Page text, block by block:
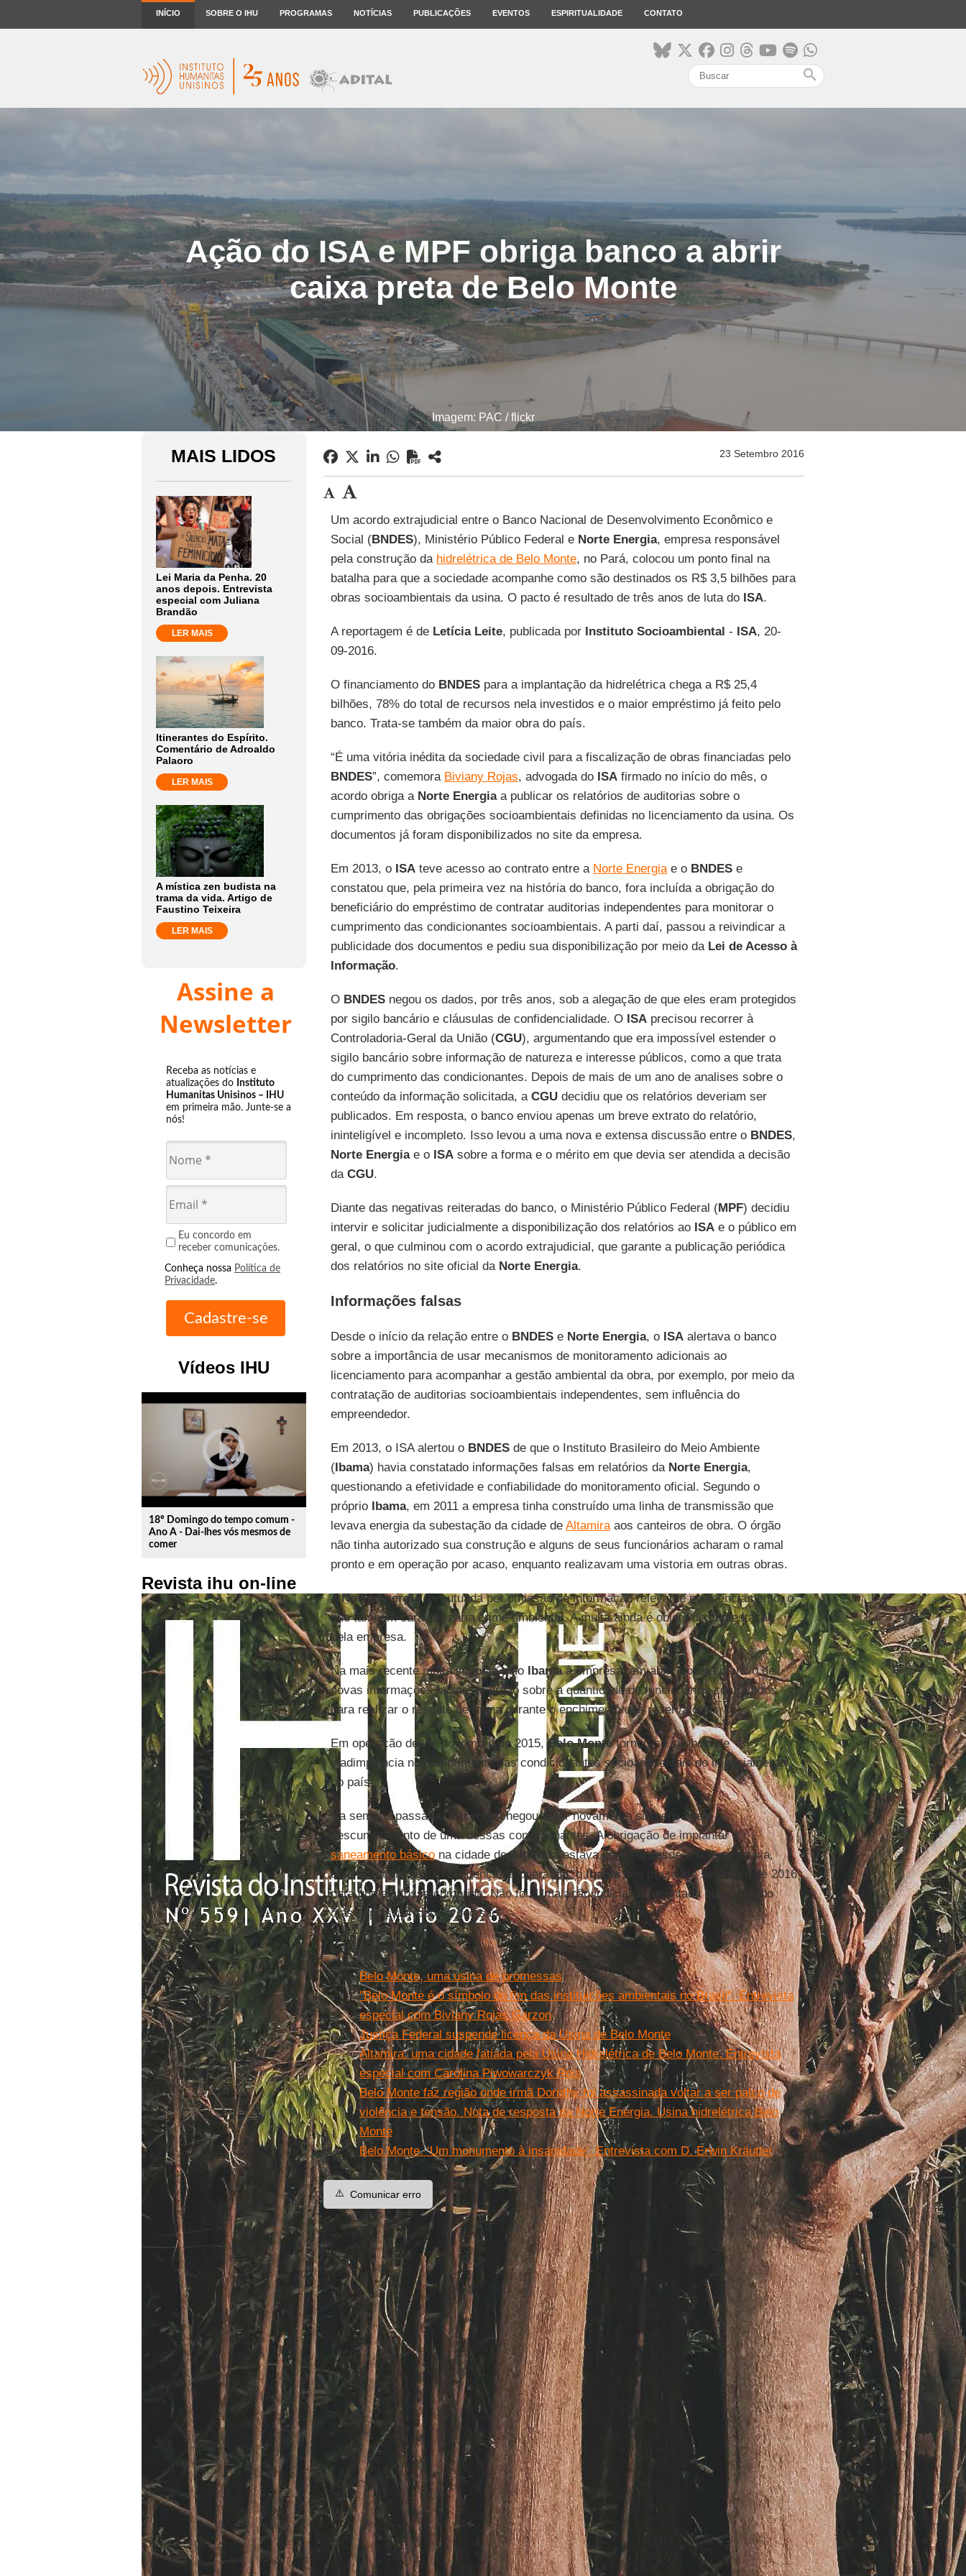
INÍCIO SOBRE O IHU PROGRAMAS NOTÍCIAS PUBLICAÇÕES EVENTOS ESPIRITUALIDADE CONTATO
search
Ação do ISA e MPF obriga banco a abrir
caixa preta de Belo Monte
Imagem: PAC / flickr
MAIS LIDOS
Lei Maria da Penha. 20
anos depois. Entrevista
especial com Juliana
Brandão
LER MAIS
Itinerantes do Espírito.
Comentário de Adroaldo
Palaoro
LER MAIS
A mística zen budista na
trama da vida. Artigo de
Faustino Teixeira
LER MAIS
Assine a
Newsletter
Receba as notícias e
atualizações do Instituto
Humanitas Unisinos – IHU
em primeira mão. Junte-se a
nós!
Eu concordo em
receber comunicações.
Conheça nossa Política de
Privacidade.
Vídeos IHU
play_circle_outline
18º Domingo do tempo comum -
Ano A - Dai-lhes vós mesmos de
comer
Revista ihu on-line
23 Setembro 2016
Um acordo extrajudicial entre o Banco Nacional de Desenvolvimento Econômico e
Social (BNDES), Ministério Público Federal e Norte Energia, empresa responsável
pela construção da hidrelétrica de Belo Monte, no Pará, colocou um ponto final na
batalha para que a sociedade acompanhe como são destinados os R$ 3,5 bilhões para
obras socioambientais da usina. O pacto é resultado de três anos de luta do ISA.
A reportagem é de Letícia Leite, publicada por Instituto Socioambiental - ISA, 20-
09-2016.
O financiamento do BNDESpara a implantação da hidrelétrica chega a R$ 25,4
bilhões, 78% do total de recursos nela investidos e o maior empréstimo já feito pelo
banco. Trata-se também da maior obra do país.
“É uma vitória inédita da sociedade civil para a fiscalização de obras financiadas pelo
BNDES”, comemora Biviany Rojas, advogada do ISAfirmado no início do mês, o
acordo obriga a Norte Energiaa publicar os relatórios de auditorias sobre o
cumprimento das obrigações socioambientais definidas no licenciamento da usina. Os
documentos já foram disponibilizados no site da empresa.
Em 2013, o ISAteve acesso ao contrato entre a Norte Energiae o BNDESe
constatou que, pela primeira vez na história do banco, fora incluída a obrigação do
beneficiário do empréstimo de contratar auditorias independentes para monitorar o
cumprimento das condicionantes socioambientais. A parti daí, passou a reivindicar a
publicidade dos documentos e pediu sua disponibilização por meio da Lei de Acesso à
Informação.
O BNDESnegou os dados, por três anos, sob a alegação de que eles eram protegidos
por sigilo bancário e cláusulas de confidencialidade. O ISAprecisou recorrer à
Controladoria-Geral da União (CGU), argumentando que era impossível estender o
sigilo bancário sobre informação de natureza e interesse públicos, como a que trata
do cumprimento das condicionantes. Depois de mais de um ano de analises sobre o
conteúdo da informação solicitada, a CGUdecidiu que os relatórios deveriam ser
publicados. Em resposta, o banco enviou apenas um breve extrato do relatório,
ininteligível e incompleto. Isso levou a uma nova e extensa discussão entre o BNDES,
Norte Energiae o ISAsobre a forma e o mérito em que devia ser atendida a decisão
da CGU.
Diante das negativas reiteradas do banco, o Ministério Público Federal (MPF) decidiu
intervir e solicitar judicialmente a disponibilização dos relatórios ao ISAe o público em
geral, o que culminou com o acordo extrajudicial, que garante a publicação periódica
dos relatórios no site oficial da Norte Energia.
Informações falsas
Desde o início da relação entre o BNDESe Norte Energia, o ISAalertava o banco
sobre a importância de usar mecanismos de monitoramento adicionais ao
licenciamento para acompanhar a gestão ambiental da obra, por exemplo, por meio da
contratação de auditorias socioambientais independentes, sem influência do
empreendedor.
Em 2013, o ISA alertou o BNDESde que o Instituto Brasileiro do Meio Ambiente
(Ibama) havia constatado informações falsas em relatórios da Norte Energia,
questionando a efetividade e confiabilidade do monitoramento oficial. Segundo o
próprio Ibama, em 2011 a empresa tinha construído uma linha de transmissão que
levava energia da subestação da cidade de Altamiraaos canteiros de obra. O órgão
não tinha autorizado sua construção e alguns de seus funcionários acharam o ramal
pronto e em operação por acaso, enquanto realizavam uma vistoria em outras obras.
ANorte Energiafoi autuada por omissão de informação relevante no licenciamento, o
que também caracterizaria crime ambiental. A multa ainda é objeto de contestação
pela empresa.
Na mais recente multa imposta pelo Ibamaà empresa, em abril, consta o envio de
novas informações falsas ao órgão sobre a quantidade de funcionários contratados
para realizar o resgate de fauna durante o enchimento dos reservatórios.
Em operação desde novembro de 2015,Belo Montetornou-se símbolo de
inadimplência no cumprimento das condicionantes socioambientais do licenciamento
no país.
Na semana passada, a licença chegou a ser novamente suspensa pelo
descumprimento de uma dessas condicionantes. A obrigação de implantar o
saneamento básicona cidade deAltamiraestava prevista desde a licença prévia,
concedida em 2010. Na licença de operação, oIbamadeu prazo até setembro de 2016
para que ela fosse cumprida. Não foi. Uma ação judicial apresentada pelo governo
dias depois derrubou a decisão.
Leia mais...
Belo Monte, uma usina de promessas
''Belo Monte é o símbolo do fim das instituições ambientais no Brasil''. Entrevista
especial com Biviany Rojas Garzon
Justiça Federal suspende licença da Usina de Belo Monte
Altamira: uma cidade fatiada pela Usina Hidrelétrica de Belo Monte. Entrevista
especial com Carolina Piwowarczyk Reis
Belo Monte faz região onde irmã Dorothy foi assassinada voltar a ser palco de
violência e tensão. Nota de resposta da Norte Energia. Usina hidrelétrica Belo
Monte
Belo Monte. ‘Um monumento à insanidade’. Entrevista com D. Erwin Kräutler
⚠️ Comunicar erro